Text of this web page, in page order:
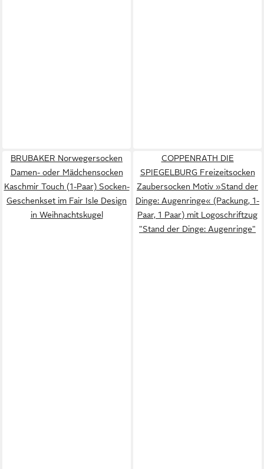
BRUBAKER Norwegersocken
Damen- oder Mädchensocken
Kaschmir Touch (1-Paar) Socken-
Geschenkset im Fair Isle Design
in Weihnachtskugel
COPPENRATH DIE
SPIEGELBURG Freizeitsocken
Zaubersocken Motiv »Stand der
Dinge: Augenringe« (Packung, 1-
Paar, 1 Paar) mit Logoschriftzug
"Stand der Dinge: Augenringe"